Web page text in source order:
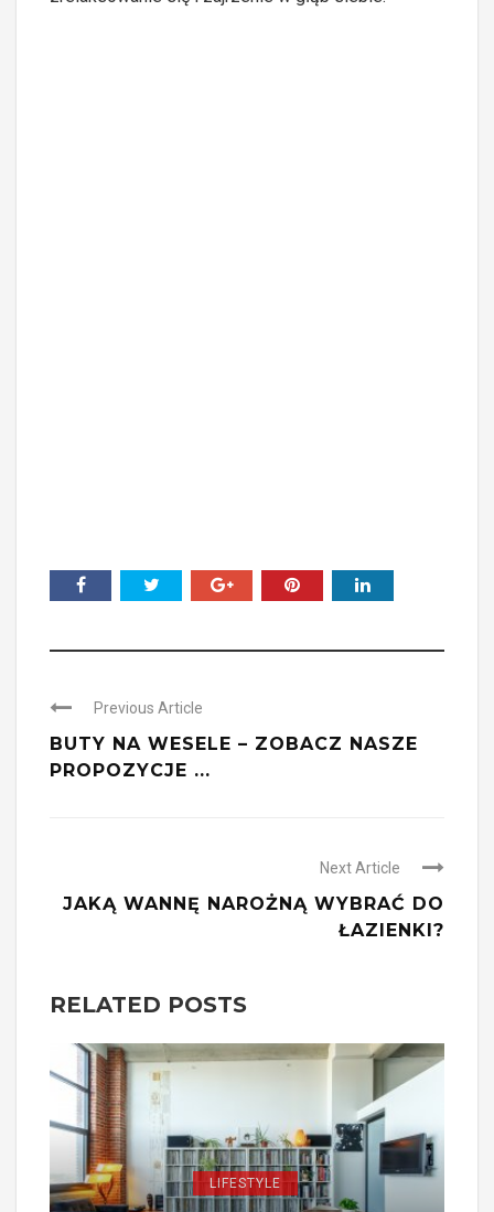
Previous Article
BUTY NA WESELE – ZOBACZ NASZE
PROPOZYCJE ...
Next Article
JAKĄ WANNĘ NAROŻNĄ WYBRAĆ DO
ŁAZIENKI?
RELATED POSTS
LIFESTYLE